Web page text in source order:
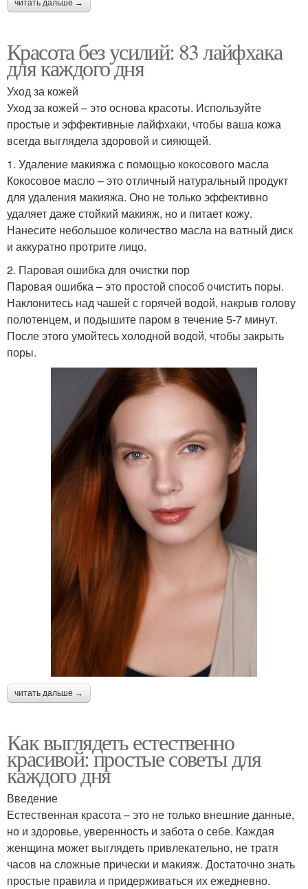
читать дальше →
Красота без усилий: 83 лайфхака
для каждого дня
Уход за кожей
Уход за кожей – это основа красоты. Используйте
простые и эффективные лайфхаки, чтобы ваша кожа
всегда выглядела здоровой и сияющей.
1. Удаление макияжа с помощью кокосового масла
Кокосовое масло – это отличный натуральный продукт
для удаления макияжа. Оно не только эффективно
удаляет даже стойкий макияж, но и питает кожу.
Нанесите небольшое количество масла на ватный диск
и аккуратно протрите лицо.
2. Паровая ошибка для очистки пор
Паровая ошибка – это простой способ очистить поры.
Наклонитесь над чашей с горячей водой, накрыв голову
полотенцем, и подышите паром в течение 5-7 минут.
После этого умойтесь холодной водой, чтобы закрыть
поры.
читать дальше →
Как выглядеть естественно
красивой: простые советы для
каждого дня
Введение
Естественная красота – это не только внешние данные,
но и здоровье, уверенность и забота о себе. Каждая
женщина может выглядеть привлекательно, не тратя
часов на сложные прически и макияж. Достаточно знать
простые правила и придерживаться их ежедневно.